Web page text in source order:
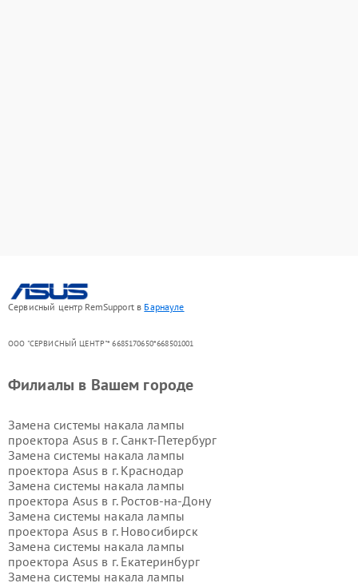
Сервисный центр RemSupport в Барнауле
ООО "СЕРВИСНЫЙ ЦЕНТР"* 6685170650*668501001
Филиалы в Вашем городе
Замена системы накала лампы
проектора Asus в г. Санкт-Петербург
Замена системы накала лампы
проектора Asus в г. Краснодар
Замена системы накала лампы
проектора Asus в г. Ростов-на-Дону
Замена системы накала лампы
проектора Asus в г. Новосибирск
Замена системы накала лампы
проектора Asus в г. Екатеринбург
Замена системы накала лампы